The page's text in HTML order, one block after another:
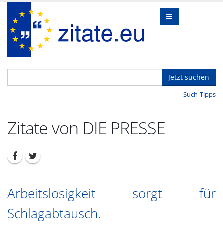
Jetzt suchen
Such-Tipps
Zitate von DIE PRESSE
Arbeitslosigkeit sorgt für
Schlagabtausch.